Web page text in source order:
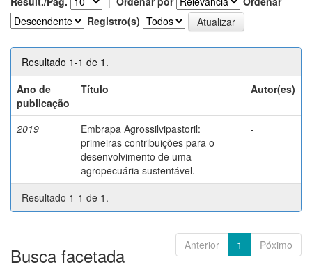
Registro(s)
Resultado 1-1 de 1.
Ano de
publicação
Título Autor(es)
2019
Embrapa Agrossilvipastoril:
primeiras contribuições para o
desenvolvimento de uma
agropecuária sustentável.
-
Resultado 1-1 de 1.
Anterior 1 Póximo
Busca facetada